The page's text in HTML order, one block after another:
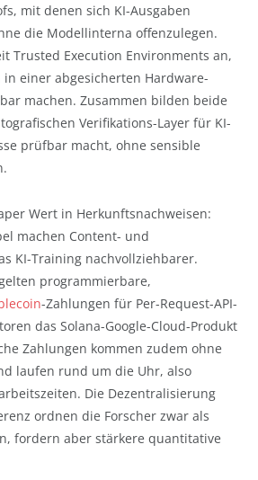
mit denen sich KI-Ausgaben
die Modellinterna offenzulegen.
Trusted Execution Environments an,
einer abgesicherten Hardware-
machen. Zusammen bilden beide
Verifikations-Layer für KI-
prüfbar macht, ohne sensible
Wert in Herkunftsnachweisen:
machen Content- und
KI-Training nachvollziehbarer.
programmierbare,
-Zahlungen für Per-Request-API-
das Solana-Google-Cloud-Produkt
Zahlungen kommen zudem ohne
laufen rund um die Uhr, also
Die Dezentralisierung
ordnen die Forscher zwar als
fordern aber stärkere quantitative